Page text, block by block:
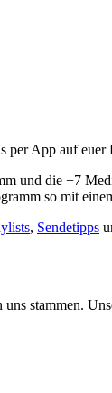
per App auf euer
und die +7
so mit
, Sendetipps
stammen.